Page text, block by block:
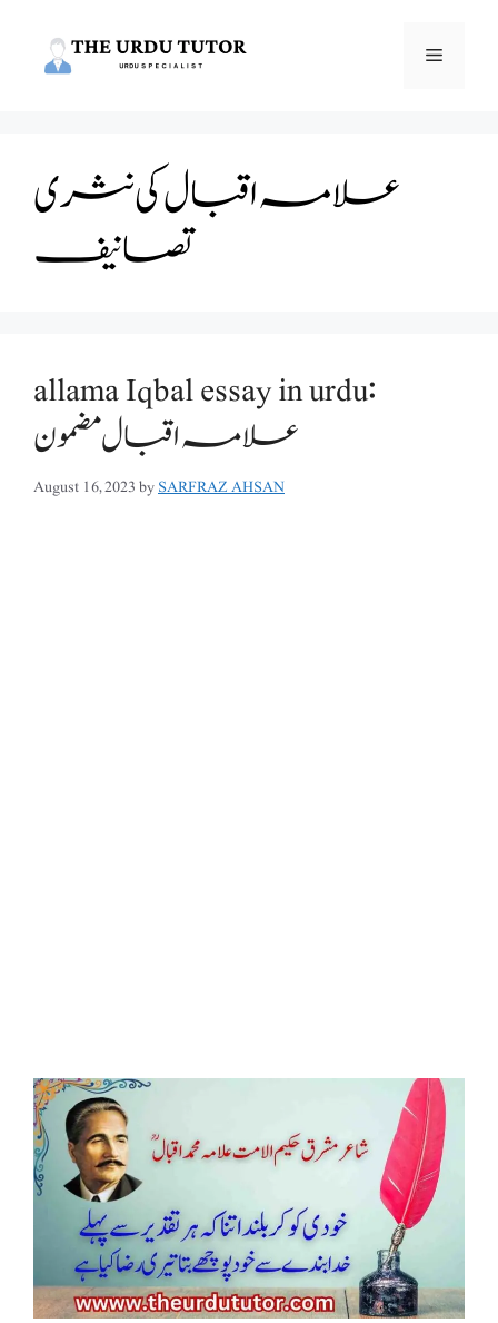
Menu
علامہ اقبال کی نثری
تصانیف
allama Iqbal essay in urdu:
علامہ اقبال مضمون
August 16, 2023bySARFRAZ AHSAN